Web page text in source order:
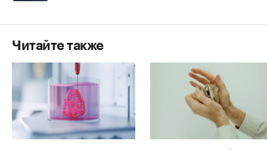
Читайте также